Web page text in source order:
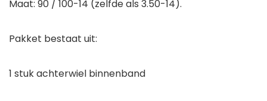
Maat: 90 / 100-14 (zelfde als 3.50-14).
Pakket bestaat uit:
1 stuk achterwiel binnenband